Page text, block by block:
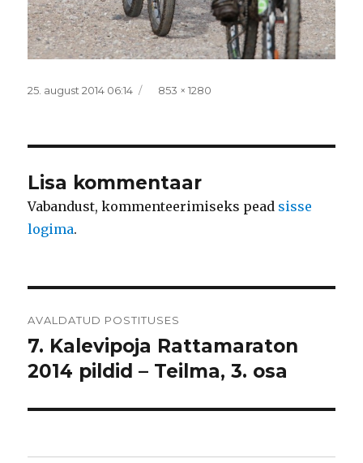
Postitatud
25. august 2014 06:14 Täissuurus
853 × 1280
Lisa kommentaar
Vabandust, kommenteerimiseks pead sisse
logima.
AVALDATUD POSTITUSES
7. Kalevipoja Rattamaraton
2014 pildid – Teilma, 3. osa